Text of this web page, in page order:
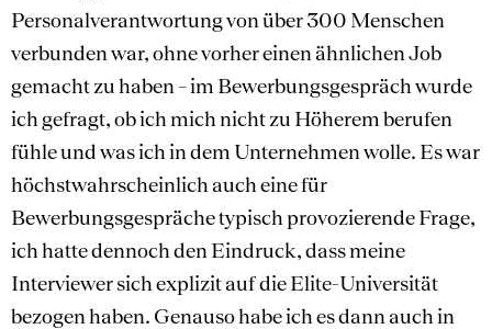
Personalverantwortung von über 300 Menschen
verbunden war, ohne vorher einen ähnlichen Job
gemacht zu haben – im Bewerbungsgespräch wurde
ich gefragt, ob ich mich nicht zu Höherem berufen
fühle und was ich in dem Unternehmen wolle. Es war
höchstwahrscheinlich auch eine für
Bewerbungsgespräche typisch provozierende Frage,
ich hatte dennoch den Eindruck, dass meine
Interviewer sich explizit auf die Elite-Universität
bezogen haben. Genauso habe ich es dann auch in